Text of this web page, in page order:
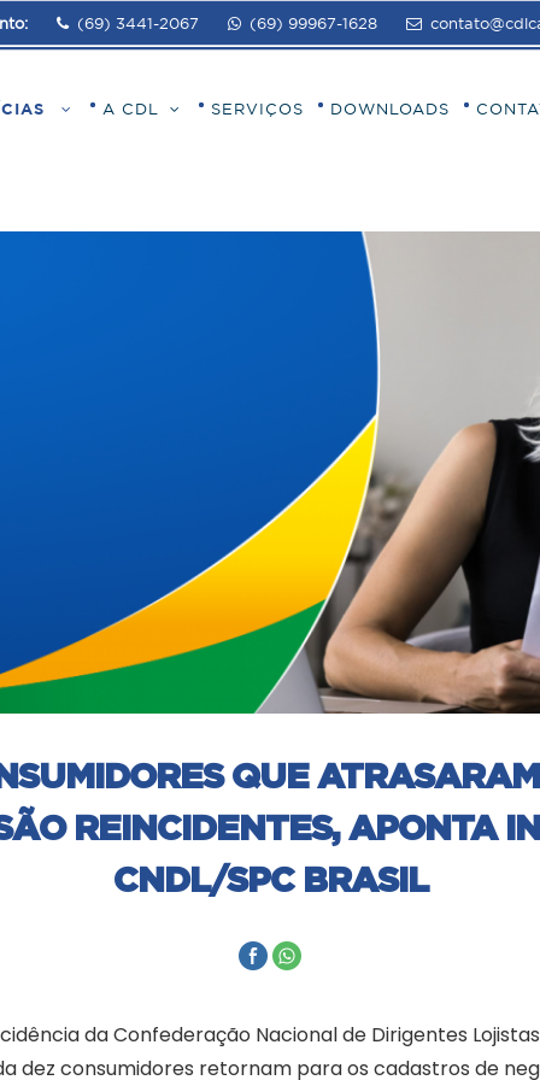
(69) 3441-2067 (69) 99967-1628
A CDL SERVIÇOS DOWNLOADS
QUE
REINCIDENTES, APONTA
CNDL/SPC BRASIL
da Confederação Nacional de Dirigentes
dez consumidores retornam para os cadastros de